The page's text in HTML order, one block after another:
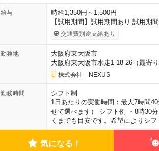
給与
時給1,350円～1,500円
【試用期間】試用期間あり 試用期
交通費別途支給あり
勤務地
大阪府東大阪市
大阪府東大阪市水走1-18-26（最寄
株式会社 NEXUS
勤務時間
シフト制
1日あたりの実働時間：最大7時間
せて選べます） シフト例 ・8時30
くまでも目安です。希望によりシフ
気になる！